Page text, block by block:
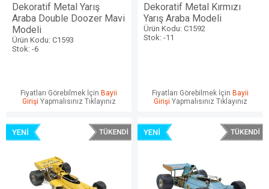
Dekoratif Metal Yarış
Araba Double Doozer Mavi
Modeli
Ürün Kodu: C1593
Stok: -6
Fiyatları Görebilmek İçin Bayii
Girişi Yapmalısınız Tıklayınız
Dekoratif Metal Kırmızı
Yarış Araba Modeli
Ürün Kodu: C1592
Stok: -11
Fiyatları Görebilmek İçin Bayii
Girişi Yapmalısınız Tıklayınız